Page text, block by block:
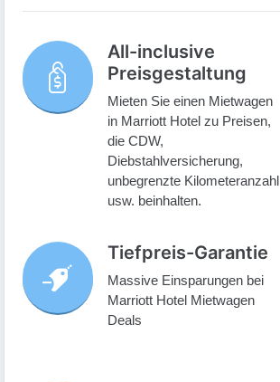
All-inclusive
Preisgestaltung
Mieten Sie einen Mietwagen
in Marriott Hotel zu Preisen,
die CDW,
Diebstahlversicherung,
unbegrenzte Kilometeranzahl
usw. beinhalten.
Tiefpreis-Garantie
Massive Einsparungen bei
Marriott Hotel Mietwagen
Deals